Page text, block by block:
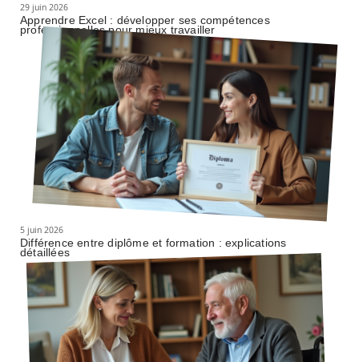
29 juin 2026
Apprendre Excel : développer ses compétences
professionnelles pour mieux travailler
5 juin 2026
Différence entre diplôme et formation : explications
détaillées